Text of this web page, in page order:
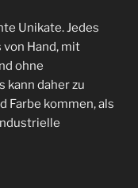
Unikate. Jedes
Hand, mit
ohne
kann daher zu
Farbe kommen, als